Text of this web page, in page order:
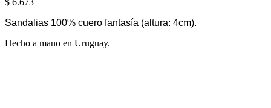
Sandalias 100% cuero fantasía (altura: 4cm).
Hecho a mano en Uruguay.